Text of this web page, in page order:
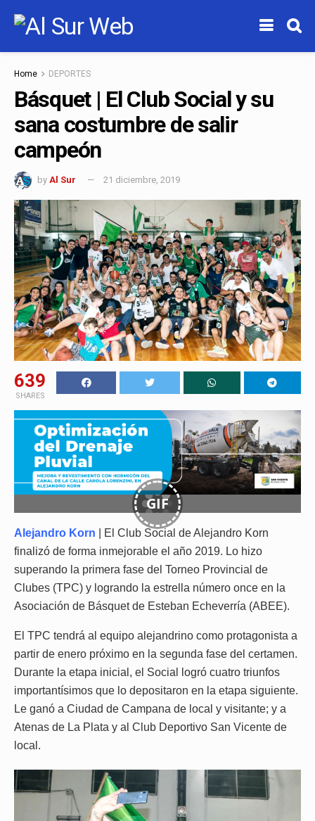
Home DEPORTES
Básquet | El Club Social y su
sana costumbre de salir
campeón
by Al Sur 21 diciembre, 2019
639
SHARES
GIF
Alejandro Korn | El Club Social de Alejandro Korn
finalizó de forma inmejorable el año 2019. Lo hizo
superando la primera fase del Torneo Provincial de
Clubes (TPC) y logrando la estrella número once en la
Asociación de Básquet de Esteban Echeverría (ABEE).
El TPC tendrá al equipo alejandrino como protagonista a
partir de enero próximo en la segunda fase del certamen.
Durante la etapa inicial, el Social logró cuatro triunfos
importantísimos que lo depositaron en la etapa siguiente.
Le ganó a Ciudad de Campana de local y visitante; y a
Atenas de La Plata y al Club Deportivo San Vicente de
local.